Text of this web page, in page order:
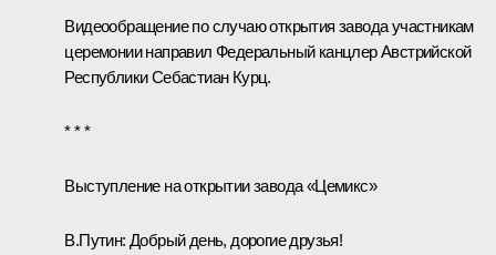
Видеообращение по случаю открытия завода участникам
церемонии направил Федеральный канцлер Австрийской
РеспубликиСебастиан Курц.
* * *
Выступление на открытии завода «Цемикс»
В.Путин: Добрый день, дорогие друзья!